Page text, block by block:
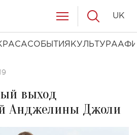
СОБЫТИЯ КУЛЬТУРА
UK
выход
Анджелины Джоли